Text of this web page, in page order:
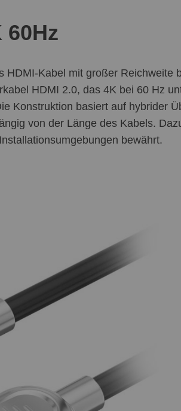
60Hz
Kabel mit großer Reichweite
HDMI 2.0, das 4K bei 60 Hz
Konstruktion basiert auf hybrider
von der Länge des Kabels.
bewährt.